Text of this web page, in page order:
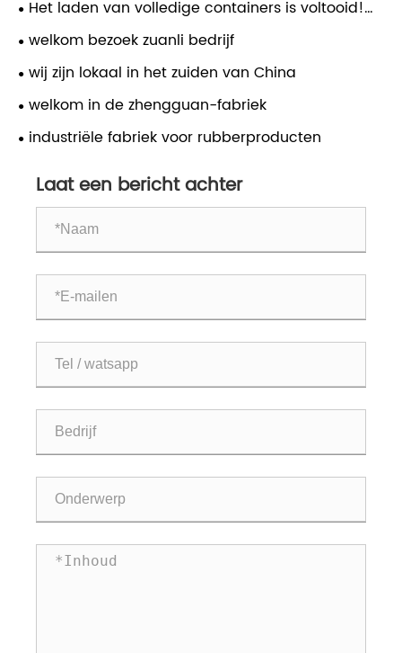
Het laden van volledige containers is voltooid!
Zuanli RO waterboosterpompen klaar voor
welkom bezoek zuanli bedrijf
wij zijn lokaal in het zuiden van China
welkom in de zhengguan-fabriek
industriële fabriek voor rubberproducten
Laat een bericht achter